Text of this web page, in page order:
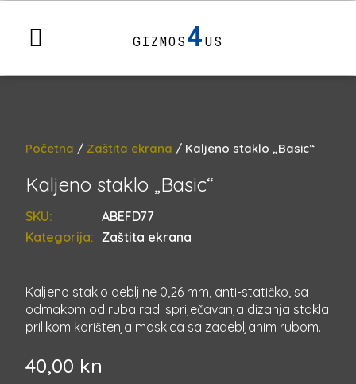
GIZMOS4US
Početna / Zaštita ekrana / Kaljeno staklo „Basic“
Kaljeno staklo „Basic“
SKU:
ABEFD77
Kategorija: Zaštita ekrana
Kaljeno staklo debljine 0,26 mm, anti-statičko, sa
odmakom od ruba radi spriječavanja dizanja stakla
prilikom korištenja maskica sa zadebljanim rubom.
40,00 kn